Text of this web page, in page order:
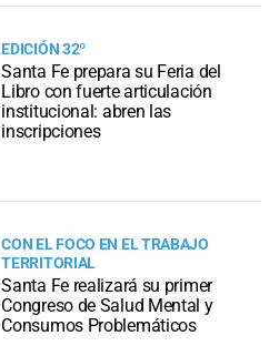
EDICIÓN 32º
Santa Fe prepara su Feria del
Libro con fuerte articulación
institucional: abren las
inscripciones
CON EL FOCO EN EL TRABAJO
TERRITORIAL
Santa Fe realizará su primer
Congreso de Salud Mental y
Consumos Problemáticos